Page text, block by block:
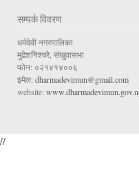
सम्पर्क विवरण
धर्मदेवी नगरपालिका
मुढेशनिश्चरे, संखुवासभा
फोन: ०२१४१४००६
इमेल: dharmadevimun@gmail.com
website:
//